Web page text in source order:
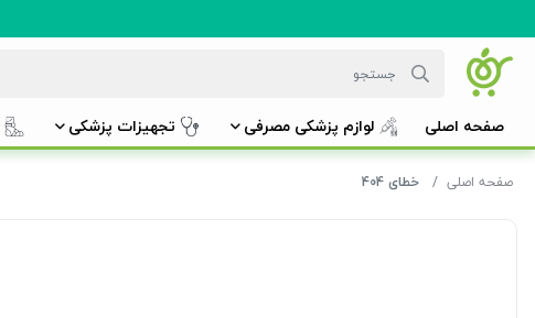
صفحه اصلی لوازم پزشکی مصرفی تجهیزات پزشکی
صفحه اصلی خطای 404